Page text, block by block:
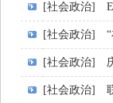
[社会政治]
[社会政治]
[社会政治]
[社会政治]